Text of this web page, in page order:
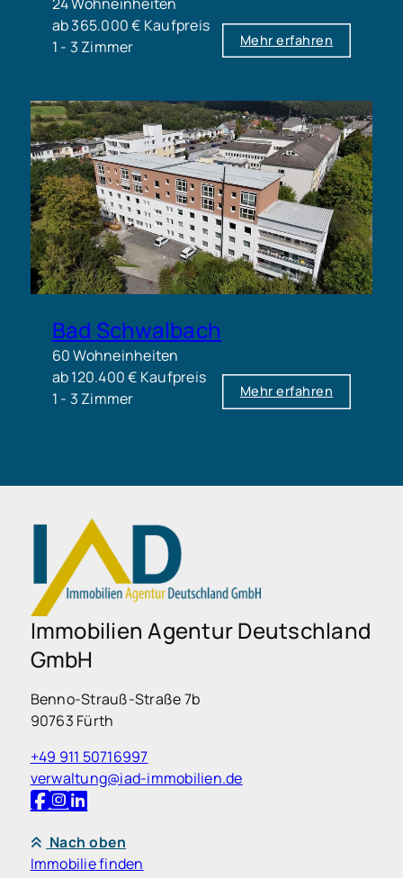
ab 365.000 € Kaufpreis
1 - 3 Zimmer
Mehr erfahren
Bad Schwalbach
60 Wohneinheiten
ab 120.400 € Kaufpreis
1 - 3 Zimmer
Mehr erfahren
Immobilien Agentur Deutschland
GmbH
Benno-Strauß-Straße 7b
90763 Fürth
+49 911 50716997
verwaltung@iad-immobilien.de
Nach oben
Immobilie finden